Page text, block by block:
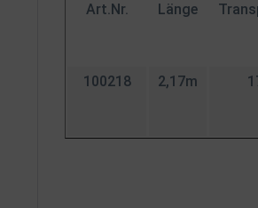
Art.Nr. Länge
100218 2,17m